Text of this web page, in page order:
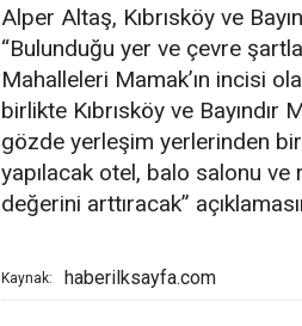
Alper Altaş, Kıbrısköy ve
“Bulunduğu yer ve çevre
Mahalleleri Mamak’ın incisi
birlikte Kıbrısköy ve Bayındır
gözde yerleşim yerlerinden
yapılacak otel, balo salonu
değerini arttıracak”
Kaynak: haberilksayfa.com